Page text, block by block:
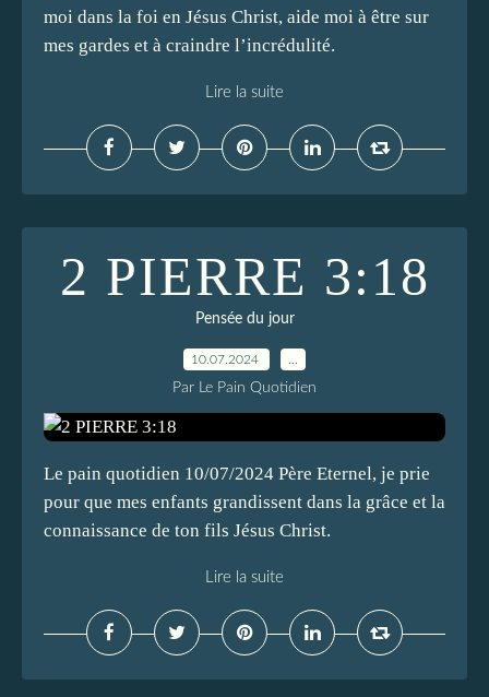
moi dans la foi en Jésus Christ, aide moi à être sur
mes gardes et à craindre l’incrédulité.
Lire la suite
2 PIERRE 3:18
Pensée du jour
10.07.2024
Par Le Pain Quotidien
Le pain quotidien 10/07/2024 Père Eternel, je prie
pour que mes enfants grandissent dans la grâce et la
connaissance de ton fils Jésus Christ.
Lire la suite